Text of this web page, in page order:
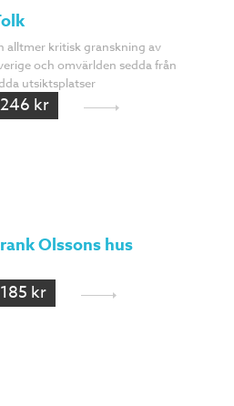
alltmer kritisk granskning av
och omvärlden sedda från
utsiktsplatser
246 kr
Olssons hus
185 kr